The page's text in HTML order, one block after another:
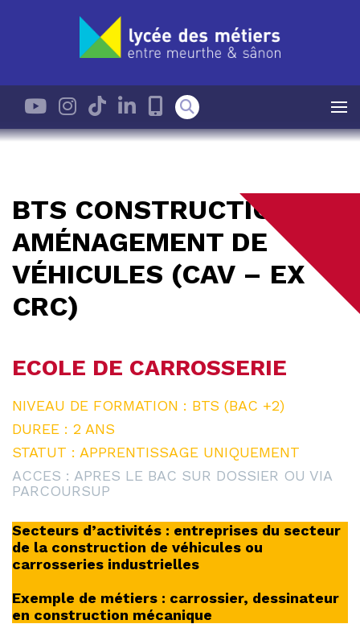
BTS CONSTRUCTION ET
AMÉNAGEMENT DE
VÉHICULES (CAV – EX
CRC)
ECOLE DE CARROSSERIE
NIVEAU DE FORMATION : BTS (BAC +2)
DUREE : 2 ANS
STATUT : APPRENTISSAGE UNIQUEMENT
ACCES : APRES LE BAC SUR DOSSIER OU VIA
PARCOURSUP
Secteurs d’activités : entreprises du secteur
de la construction de véhicules ou
carrosseries industrielles
Exemple de métiers : carrossier, dessinateur
en construction mécanique